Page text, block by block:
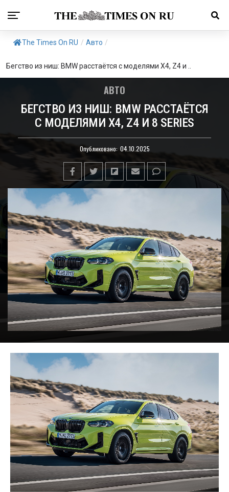
The Times On RU / Авто /
Бегство из ниш: BMW расстаётся с моделями X4, Z4 и ..
АВТО
БЕГСТВО ИЗ НИШ: BMW РАССТАЁТСЯ
С МОДЕЛЯМИ X4, Z4 И 8 SERIES
Опубликовано: 04.10.2025